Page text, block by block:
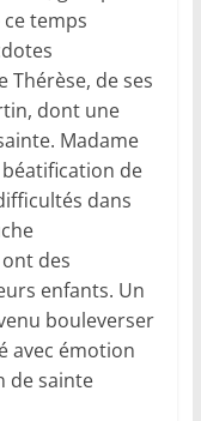
temps
Thérèse, de ses
dont une
Madame
béatification de
dans
des
enfants. Un
bouleverser
avec émotion
de sainte